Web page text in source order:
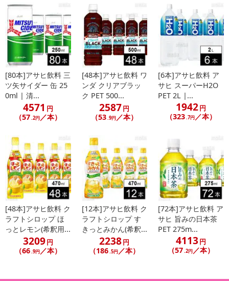
[80本]アサヒ飲料 三
ツ矢サイダー 缶 25
0ml | 清...
4571 円
（57.2円／本）
[48本]アサヒ飲料 ワ
ンダ クリアブラッ
ク PET 500...
2587円
（53.9円／本）
[6本]アサヒ飲料 ア
サヒ スーパーH2O
PET 2L |...
1942円
（323.7円／本）
[48本]アサヒ飲料 ク
ラフトシロップ ほ
っとレモン(希釈用...
3209円
（66.9円／本）
[12本]アサヒ飲料 ク
ラフトシロップ す
きっとみかん(希釈...
2238円
（186.5円／本）
[72本]アサヒ飲料 ア
サヒ 旨みの日本茶
PET 275m...
4113円
（57.2円／本）